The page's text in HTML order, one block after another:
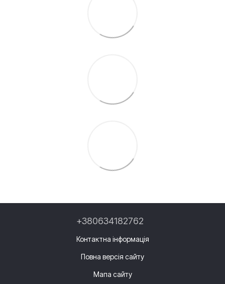
+380634182762
Контактна інформація
Повна версія сайту
Мапа сайту